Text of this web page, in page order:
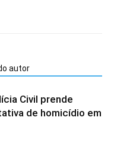
autor
Civil prende
de homicídio em